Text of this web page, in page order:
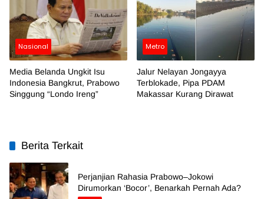
Nasional
Media Belanda Ungkit Isu
Indonesia Bangkrut, Prabowo
Singgung “Londo Ireng”
Metro
Jalur Nelayan Jongayya
Terblokade, Pipa PDAM
Makassar Kurang Dirawat
Berita Terkait
Perjanjian Rahasia Prabowo–Jokowi
Dirumorkan ‘Bocor’, Benarkah Pernah Ada?